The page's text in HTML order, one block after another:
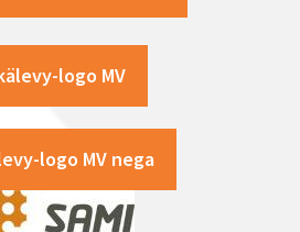
logo MV
logo MV nega